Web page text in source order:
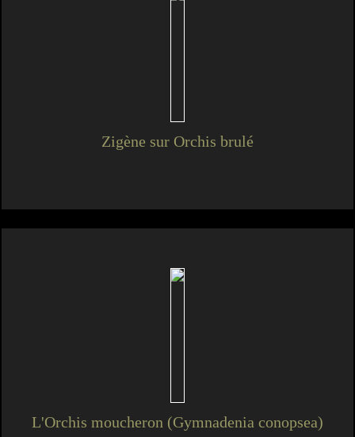
Zigène sur Orchis brulé
L'Orchis moucheron (Gymnadenia conopsea)